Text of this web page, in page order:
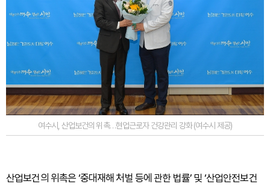
여수시, 산업보건의 위촉…현업근로자 건강관리 강화 (여수시 제공)
산업보건의 위촉은 ‘중대재해 처벌 등에 관한 법률’ 및 ‘산업안전보건